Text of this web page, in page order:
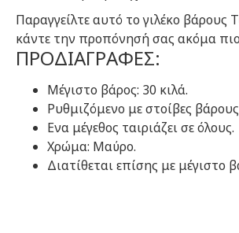
Παραγγείλτε αυτό το γιλέκο
κάντε την προπόνησή σας ακόμα
ΠΡΟΔΙΑΓΡΑΦΕΣ:
Μέγιστο βάρος: 30 κιλά.
Ρυθμιζόμενο με στοίβες
Ενα μέγεθος ταιριάζει σε όλους.
Χρώμα: Μαύρο.
Διατίθεται επίσης με μέγιστο